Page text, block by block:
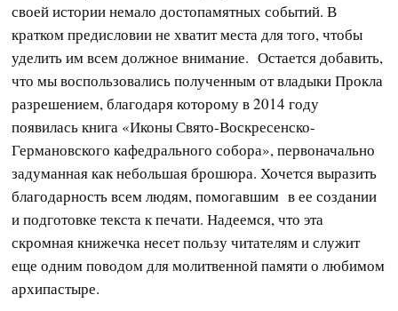
своей истории немало достопамятных событий. В
кратком предисловии не хватит места для того, чтобы
уделить им всем должное внимание. Остается добавить,
что мы воспользовались полученным от владыки Прокла
разрешением, благодаря которому в 2014 году
появилась книга «Иконы Свято-Воскресенско-
Германовского кафедрального собора», первоначально
задуманная как небольшая брошюра. Хочется выразить
благодарность всем людям, помогавшим в ее создании
и подготовке текста к печати. Надеемся, что эта
скромная книжечка несет пользу читателям и служит
еще одним поводом для молитвенной памяти о любимом
архипастыре.